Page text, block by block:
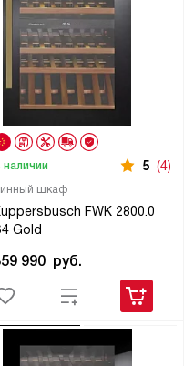
шкаф
FWK 2800.0
Gold
наличии 5 (4)
990 руб.